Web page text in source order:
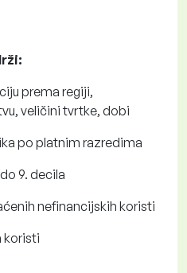
prema regiji,
veličini tvrtke, dobi
po platnim razredima
9. decila
nefinancijskih koristi
koristi